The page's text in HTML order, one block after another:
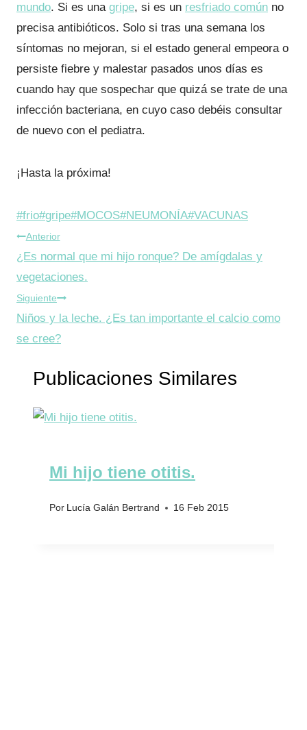
mundo. Si es una gripe, si es un resfriado común no
precisa antibióticos. Solo si tras una semana los
síntomas no mejoran, si el estado general empeora o
persiste fiebre y malestar pasados unos días es
cuando hay que sospechar que quizá se trate de una
infección bacteriana, en cuyo caso debéis consultar
de nuevo con el pediatra.
¡Hasta la próxima!
Etiquetas
de
la
entrada:
#frio#gripe#MOCOS#NEUMONÍA#VACUNAS
Navegación
de
entradas
Anterior
¿Es normal que mi hijo ronque? De amígdalas y
vegetaciones.
Siguiente
Niños y la leche. ¿Es tan importante el calcio como
se cree?
Publicaciones Similares
Mi hijo tiene otitis.
Por Lucía Galán Bertrand 16 Feb 2015